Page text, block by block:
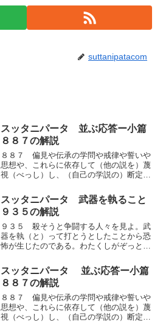
suttanipatacom
スッタニパータ 並ぶ応答ー小篇
８８７の解説
８８７ 偏見や伝承の学問や戒律や誓いや
思想や、これらに依存して（他の説を）蔑
視（べっし）し、（自己の学説の）断定的
である、無能な奴だ」という。偏見や伝承
の学問や戒律や誓いや思想や、これらに依
存＝人間的思...
スッタニパータ 武器を執ること
９３５の解説
９３５ 殺そうと争闘する人々を見よ。武
器を執（と）って打とうとしたことから恐
怖が生じたのである。わたくしがぞっとし
（の）べよう。殺そうと争闘する人々を見
よ。人間的思考の運動（平和⇔戦争）のま
まに、両極端...
スッタニパータ 並ぶ応答ー小篇
８８７の解説
８８７ 偏見や伝承の学問や戒律や誓いや
思想や、これらに依存して（他の説を）蔑
視（べっし）し、（自己の学説の）断定的